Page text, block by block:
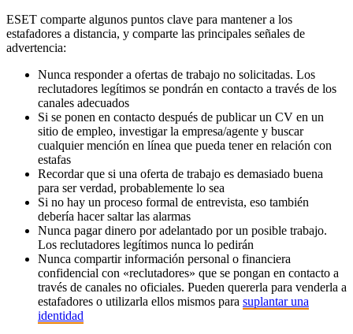
ESET comparte algunos puntos clave para mantener a los
estafadores a distancia, y comparte las principales señales de
advertencia:
Nunca responder a ofertas de trabajo no solicitadas. Los
reclutadores legítimos se pondrán en contacto a través de los
canales adecuados
Si se ponen en contacto después de publicar un CV en un
sitio de empleo, investigar la empresa/agente y buscar
cualquier mención en línea que pueda tener en relación con
estafas
Recordar que si una oferta de trabajo es demasiado buena
para ser verdad, probablemente lo sea
Si no hay un proceso formal de entrevista, eso también
debería hacer saltar las alarmas
Nunca pagar dinero por adelantado por un posible trabajo.
Los reclutadores legítimos nunca lo pedirán
Nunca compartir información personal o financiera
confidencial con «reclutadores» que se pongan en contacto a
través de canales no oficiales. Pueden quererla para venderla a
estafadores o utilizarla ellos mismos para suplantar una
identidad